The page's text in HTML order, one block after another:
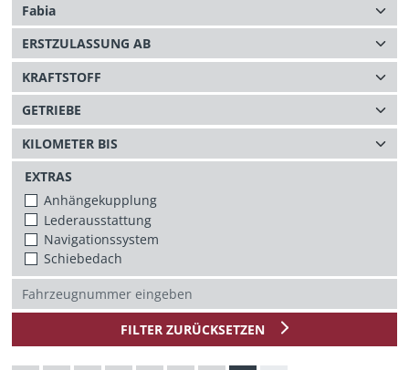
EXTRAS
Anhängekupplung
Lederausstattung
Navigationssystem
Schiebedach
FILTER ZURÜCKSETZEN